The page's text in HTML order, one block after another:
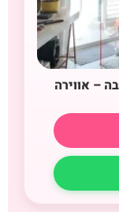
– אווירה